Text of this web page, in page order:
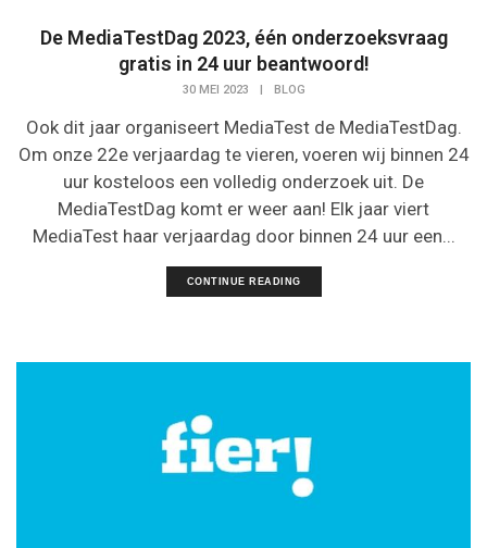
De MediaTestDag 2023, één onderzoeksvraag
gratis in 24 uur beantwoord!
30 MEI 2023 BLOG
Ook dit jaar organiseert MediaTest de MediaTestDag.
Om onze 22e verjaardag te vieren, voeren wij binnen 24
uur kosteloos een volledig onderzoek uit. De
MediaTestDag komt er weer aan! Elk jaar viert
MediaTest haar verjaardag door binnen 24 uur een...
CONTINUE READING